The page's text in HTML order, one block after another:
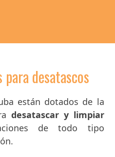
desatascos
están dotados de la
desatascar y limpiar
de todo tipo